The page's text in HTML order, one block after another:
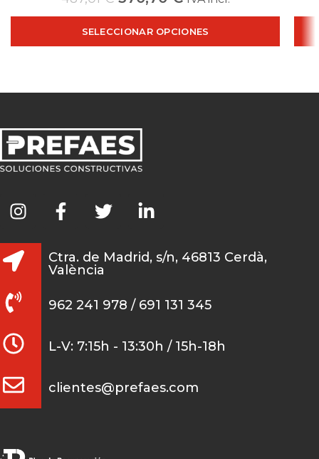
SELECCIONAR OPCIONES
Ctra. de Madrid, s/n, 46813 Cerdà,
València
962 241 978 / 691 131 345
L-V: 7:15h - 13:30h / 15h-18h
clientes@prefaes.com